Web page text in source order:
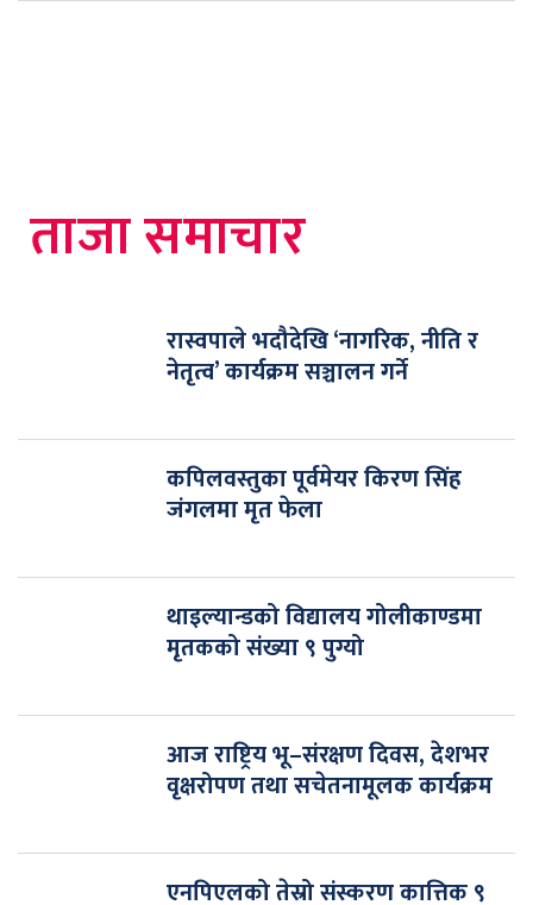
ताजा समाचार
रास्वपाले भदौदेखि ‘नागरिक, नीति र
नेतृत्व’ कार्यक्रम सञ्चालन गर्ने
कपिलवस्तुका पूर्वमेयर किरण सिंह
जंगलमा मृत फेला
थाइल्यान्डको विद्यालय गोलीकाण्डमा
मृतकको संख्या ९ पुग्यो
आज राष्ट्रिय भू–संरक्षण दिवस, देशभर
वृक्षरोपण तथा सचेतनामूलक कार्यक्रम
एनपिएलको तेस्रो संस्करण कात्तिक ९